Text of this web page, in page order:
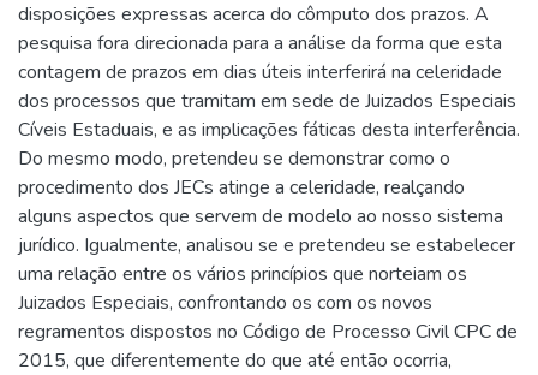
disposições expressas acerca do cômputo dos prazos. A
pesquisa fora direcionada para a análise da forma que esta
contagem de prazos em dias úteis interferirá na celeridade
dos processos que tramitam em sede de Juizados Especiais
Cíveis Estaduais, e as implicações fáticas desta interferência.
Do mesmo modo, pretendeu se demonstrar como o
procedimento dos JECs atinge a celeridade, realçando
alguns aspectos que servem de modelo ao nosso sistema
jurídico. Igualmente, analisou se e pretendeu se estabelecer
uma relação entre os vários princípios que norteiam os
Juizados Especiais, confrontando os com os novos
regramentos dispostos no Código de Processo Civil CPC de
2015, que diferentemente do que até então ocorria,